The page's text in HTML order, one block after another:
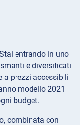
entrando in uno
e diversificati
a prezzi accessibili
modello 2021
budget.
combinata con